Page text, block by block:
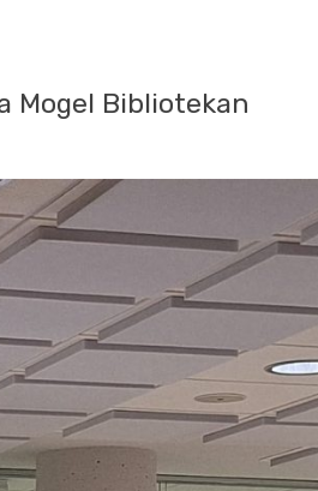
Mogel Bibliotekan